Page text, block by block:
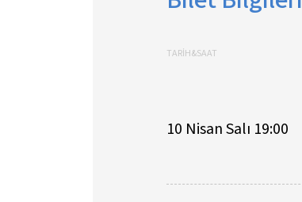
TARİH&SAAT
10 Nisan Salı 19:00